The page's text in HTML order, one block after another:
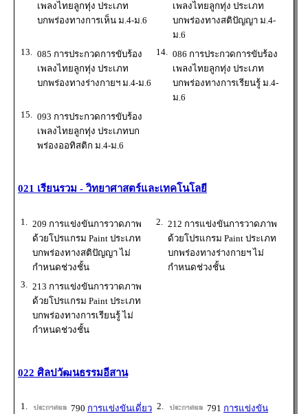
เพลงไทยลูกทุ่ง ประเภท
บกพร่องทางการเห็น ม.4-ม.6
เพลงไทยลูกทุ่ง ประเภท
บกพร่องทางสติปัญญา ม.4-
ม.6
13. 085 การประกวดการขับร้อง
เพลงไทยลูกทุ่ง ประเภท
บกพร่องทางร่างกายฯ ม.4-ม.6
14. 086 การประกวดการขับร้อง
เพลงไทยลูกทุ่ง ประเภท
บกพร่องทางการเรียนรู้ ม.4-
ม.6
15. 093 การประกวดการขับร้อง
เพลงไทยลูกทุ่ง ประเภทบก
พร่องออทิสติก ม.4-ม.6
021 เรียนรวม - วิทยาศาสตร์และเทคโนโลยี
1.
209 การแข่งขันการวาดภาพ
ด้วยโปรแกรม Paint ประเภท
บกพร่องทางสติปัญญา ไม่
กำหนดช่วงชั้น
2.
212 การแข่งขันการวาดภาพ
ด้วยโปรแกรม Paint ประเภท
บกพร่องทางร่างกายฯ ไม่
กำหนดช่วงชั้น
3.
213 การแข่งขันการวาดภาพ
ด้วยโปรแกรม Paint ประเภท
บกพร่องทางการเรียนรู้ ไม่
กำหนดช่วงชั้น
022 ศิลปวัฒนธรรมอีสาน
1. 790 การแข่งขันเดี่ยว 2. 791 การแข่งขัน